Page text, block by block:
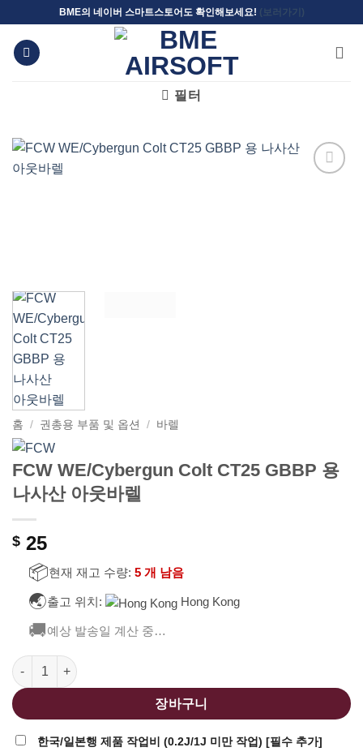
content
BME의 네이버 스마트스토어도 확인해보세요! (보러가기)
필터
홈 / 권총용 부품 및 옵션 / 바렐
FCW WE/Cybergun Colt CT25 GBBP 용
나사산 아웃바렐
$ 25
📦현재 재고 수량: 5 개 남음
🌏출고 위치: Hong Kong
🚚예상 발송일 계산 중…
FCW WE/Cybergun Colt CT25 GBBP 용 나사산 아웃바렐 수량
장바구니
한국/일본행 제품 작업비 (0.2J/1J 미만 작업) [필수 추가]